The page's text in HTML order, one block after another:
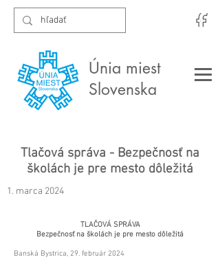
Únia miest
Slovenska
Tlačová správa - Bezpečnosť na
školách je pre mesto dôležitá
1. marca 2024
TLAČOVÁ SPRÁVA
Bezpečnosť na školách je pre mesto dôležitá
Banská Bystrica, 29. február 2024